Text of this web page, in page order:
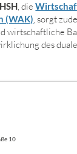
, die
(WAK), sorgt
wirtschaftliche
des
10